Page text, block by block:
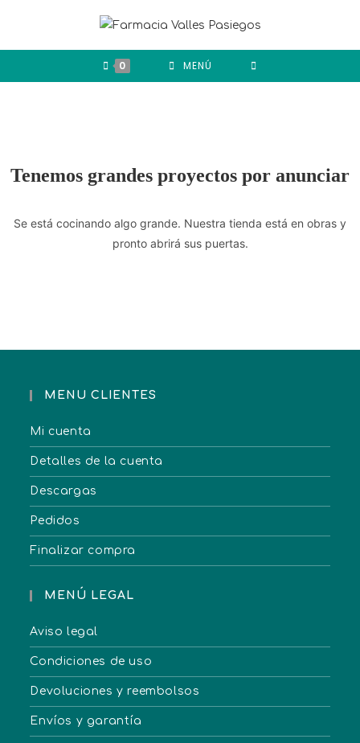
0 MENÚ
Tenemos grandes proyectos por anunciar
Se está cocinando algo grande. Nuestra tienda está en obras y
pronto abrirá sus puertas.
MENU CLIENTES
Mi cuenta
Detalles de la cuenta
Descargas
Pedidos
Finalizar compra
MENÚ LEGAL
Aviso legal
Condiciones de uso
Devoluciones y reembolsos
Envíos y garantía